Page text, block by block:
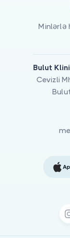
Minlərlə
Bulut
Cevizli